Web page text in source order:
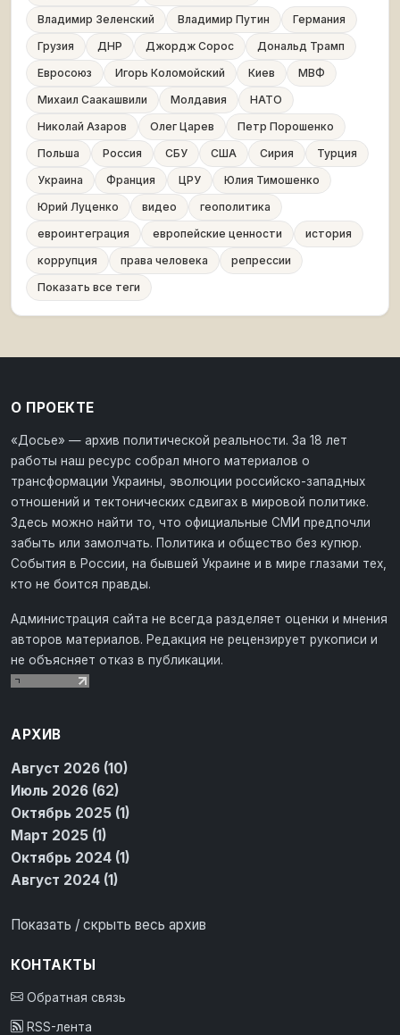
Владимир Зеленский
Владимир Путин
Германия
Грузия
ДНР Джордж Сорос
Дональд Трамп
Евросоюз
Игорь Коломойский Киев
МВФ
Михаил Саакашвили
Молдавия
НАТО
Николай Азаров
Олег Царев
Петр Порошенко
Польша
Россия СБУ США Сирия
Турция
Украина
Франция ЦРУ
Юлия Тимошенко
Юрий Луценко
видео
геополитика
евроинтеграция
европейские ценности
история
коррупция
права человека
репрессии
Показать все теги
О ПРОЕКТЕ
«Досье» — архив политической реальности. За 18 лет
работы наш ресурс собрал много материалов о
трансформации Украины, эволюции российско-западных
отношений и тектонических сдвигах в мировой политике.
Здесь можно найти то, что официальные СМИ предпочли
забыть или замолчать. Политика и общество без купюр.
События в России, на бывшей Украине и в мире глазами тех,
кто не боится правды.
Администрация сайта не всегда разделяет оценки и мнения
авторов материалов. Редакция не рецензирует рукописи и
не объясняет отказ в публикации.
АРХИВ
Август 2026 (10)
Июль 2026 (62)
Октябрь 2025 (1)
Март 2025 (1)
Октябрь 2024 (1)
Август 2024 (1)
Показать / скрыть весь архив
КОНТАКТЫ
Обратная связь
RSS-лента